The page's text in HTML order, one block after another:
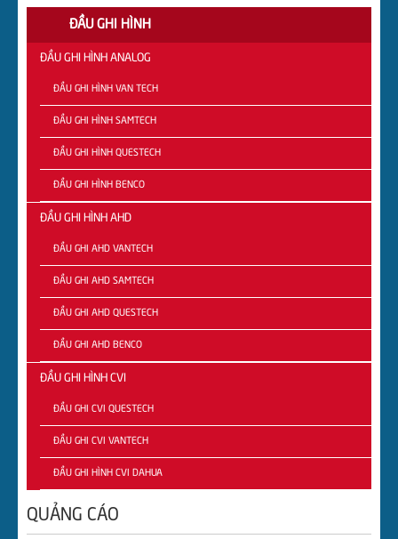
ĐẦU GHI HÌNH
ĐẦU GHI HÌNH ANALOG
ĐẦU GHI HÌNH VAN TECH
ĐẦU GHI HÌNH SAMTECH
ĐẦU GHI HÌNH QUESTECH
ĐẦU GHI HÌNH BENCO
ĐẦU GHI HÌNH AHD
ĐẦU GHI AHD VANTECH
ĐẦU GHI AHD SAMTECH
ĐẦU GHI AHD QUESTECH
ĐẦU GHI AHD BENCO
ĐẦU GHI HÌNH CVI
ĐẦU GHI CVI QUESTECH
ĐẦU GHI CVI VANTECH
ĐẦU GHI HÌNH CVI DAHUA
QUẢNG CÁO